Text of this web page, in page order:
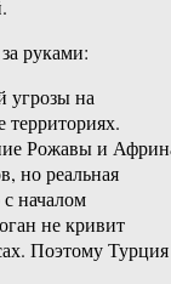
руками:
угрозы на
Рожавы и
но реальная
началом
не кривит
Поэтому Турция